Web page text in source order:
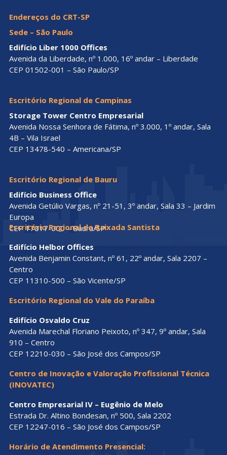
Endereços do CRT-SP
Sede – São Paulo
Edifício Liber 1000 Offices
Avenida da Liberdade, nº 1.000, 16º andar – Liberdade
CEP 01502-001 – São Paulo/SP
Escritório Regional de Campinas
Storage Tower Centro Empresarial
Avenida Nossa Senhora de Fátima, nº 3.000, 1º andar, Sala
4B – Vila Israel
CEP 13478-540 – Americana/SP
Escritório Regional de Bauru
Edifício Business Office
Avenida Getúlio Vargas, nº 21-51, 3º andar, Sala 33 – Jardim
Europa
CEP 17017-000 – Bauru/SP
Escritório Regional da Baixada Santista
Edifício Helbor Offices
Avenida Benjamin Constant, nº 61, 22º andar, Sala 2207 –
Centro
CEP 11310-500 – São Vicente/SP
Escritório Regional do Vale do Paraíba
Edifício Osvaldo Cruz
Avenida Marechal Floriano Peixoto, nº 347, 9º andar, Sala
910 – Centro
CEP 12210-030 – São José dos Campos/SP
Centro de Inovação e Valoração Profissional Técnica
(INOVATEC)
Centro Empresarial IV – Eugênio de Melo
Estrada Dr. Altino Bondesan, nº 500, Sala 2202
CEP 12247-016 – São José dos Campos/SP
Horário de Atendimento Presencial: